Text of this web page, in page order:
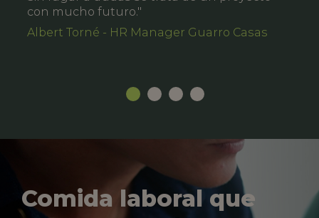
con mucho futuro."
Albert Torné - HR Manager Guarro Casas
Comida laboral que